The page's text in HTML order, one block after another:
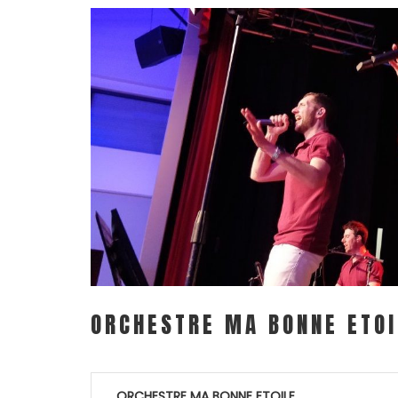
ORCHESTRE MA BONNE
Navigation